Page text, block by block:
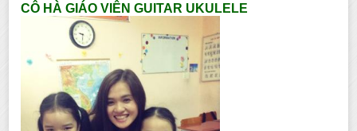
CÔ HÀ GIÁO VIÊN GUITAR UKULELE